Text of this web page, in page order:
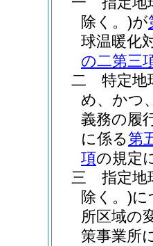
除く。)が
球温暖化
の二第三
二
特定地
め、かつ
義務の履
に係る第
項の規定
三
指定地
除く。)に
所区域の
策事業所